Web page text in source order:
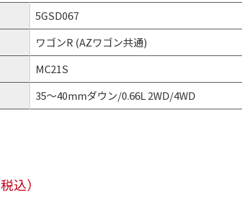
5GSD067
ワゴンR (AZワゴン共通)
MC21S
35～40mmダウン/0.66L 2WD/4WD
税込）